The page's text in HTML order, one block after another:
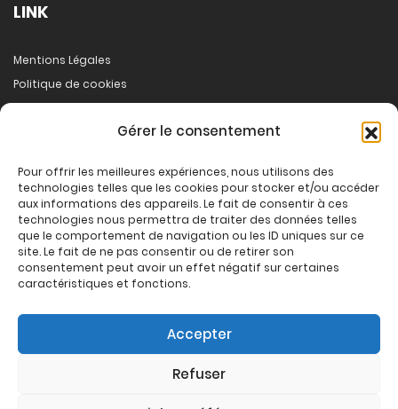
Gérer le consentement
Pour offrir les meilleures expériences, nous utilisons des
technologies telles que les cookies pour stocker et/ou accéder
aux informations des appareils. Le fait de consentir à ces
technologies nous permettra de traiter des données telles
que le comportement de navigation ou les ID uniques sur ce
site. Le fait de ne pas consentir ou de retirer son
consentement peut avoir un effet négatif sur certaines
caractéristiques et fonctions.
Accepter
Refuser
LINK
Mentions Légales
Politique de cookies
A propos
SOCIAL
COPYRIGHT